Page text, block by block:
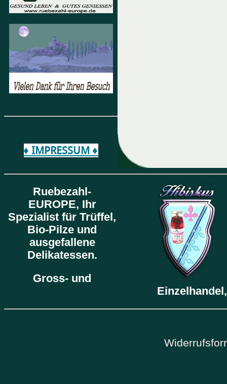
♦ IMPRESSUM ♦
Ruebezahl-
EUROPE, Ihr
Spezialist für Trüffel,
Bio-Pilze und
ausgefallene
Delikatessen.
Gross- und